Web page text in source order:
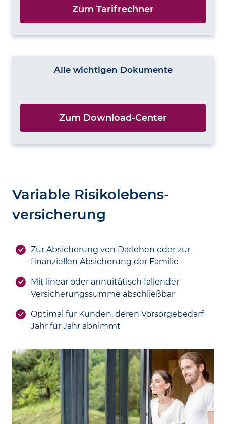
Zum Tarifrechner
Alle wichtigen Dokumente
Zum Download-Center
Variable Risiko­lebens­
versicherung
Zur Absicherung von Darlehen oder zur
finanziellen Absicherung der Familie
Mit linear oder annuitätisch fallender
Versicherungs­summe abschließbar
Optimal für Kunden, deren Vorsorge­bedarf
Jahr für Jahr abnimmt